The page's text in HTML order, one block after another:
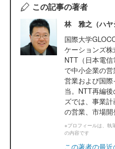
この記事の著者
林 雅之（ハヤ
国際大学
ケーションズ
NTT（日本電
で中小企業の
営業および国
当。NTT再編
ズでは、事業
の営業、市場
※プロフィールは、執
の内容です
この著者の最